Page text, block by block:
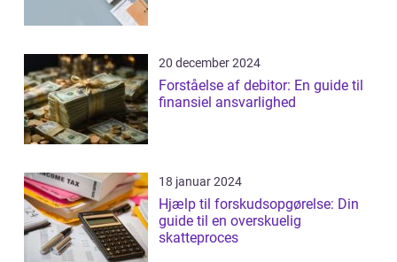
20 december 2024
Forståelse af debitor: En guide til
finansiel ansvarlighed
18 januar 2024
Hjælp til forskudsopgørelse: Din
guide til en overskuelig
skatteproces